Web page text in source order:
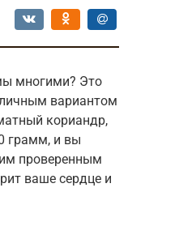
многими? Это
вариантом
кориандр,
грамм, и вы
проверенным
ваше сердце и